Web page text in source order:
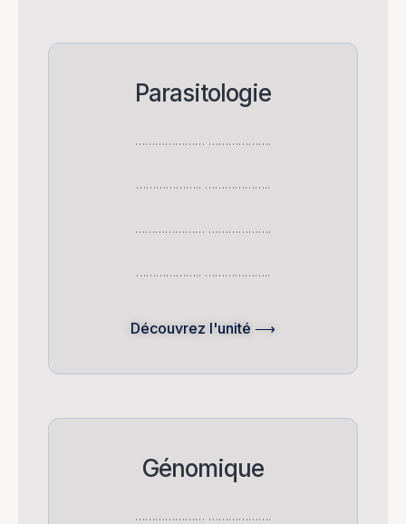
Parasitologie
………………… ……………….
……………….. ………………..
………………… ……………….
……………….. ………………..
Découvrez l'unité ⟶
Génomique
………………… ……………….